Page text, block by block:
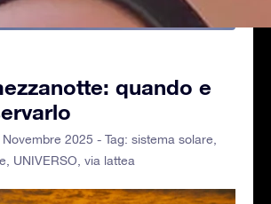
quando e
2025 - Tag: sistema solare
UNIVERSO via lattea